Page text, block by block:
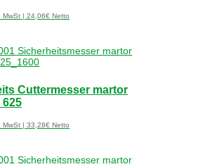
MwSt |24,06€ Netto
Cuttermesser martor
MwSt |33,28€ Netto